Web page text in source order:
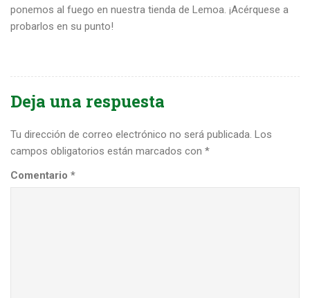
ponemos al fuego en nuestra tienda de Lemoa. ¡Acérquese a
probarlos en su punto!
Deja una respuesta
Tu dirección de correo electrónico no será publicada. Los
campos obligatorios están marcados con *
Comentario *